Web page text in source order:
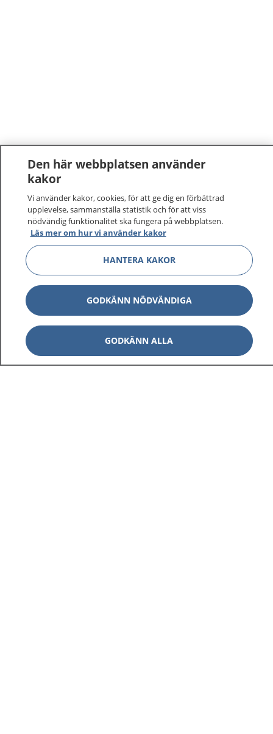
Den här webbplatsen använder
kakor
Vi använder kakor, cookies, för att ge dig en förbättrad
upplevelse, sammanställa statistik och för att viss
nödvändig funktionalitet ska fungera på webbplatsen.
Läs mer om hur vi använder kakor
HANTERA KAKOR
GODKÄNN NÖDVÄNDIGA
GODKÄNN ALLA